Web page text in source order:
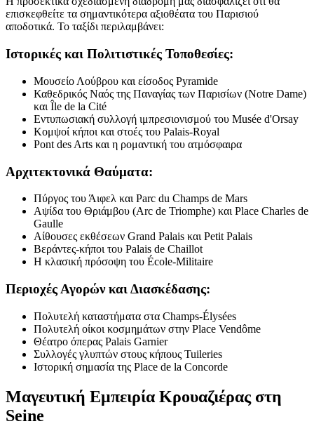
επισκεφθείτε τα σημαντικότερα αξιοθέατα του Παρισιού
αποδοτικά. Το ταξίδι περιλαμβάνει:
Ιστορικές και Πολιτιστικές Τοποθεσίες:
Μουσείο Λούβρου και είσοδος Pyramide
Καθεδρικός Ναός της Παναγίας των Παρισίων (Notre Dame)
και Île de la Cité
Εντυπωσιακή συλλογή ιμπρεσιονισμού του Musée d'Orsay
Κομψοί κήποι και στοές του Palais-Royal
Pont des Arts και η ρομαντική του ατμόσφαιρα
Αρχιτεκτονικά Θαύματα:
Πύργος του Άιφελ και Parc du Champs de Mars
Αψίδα του Θριάμβου (Arc de Triomphe) και Place Charles de
Gaulle
Αίθουσες εκθέσεων Grand Palais και Petit Palais
Βεράντες-κήποι του Palais de Chaillot
Η κλασική πρόσοψη του École-Militaire
Περιοχές Αγορών και Διασκέδασης:
Πολυτελή καταστήματα στα Champs-Élysées
Πολυτελή οίκοι κοσμημάτων στην Place Vendôme
Θέατρο όπερας Palais Garnier
Συλλογές γλυπτών στους κήπους Tuileries
Ιστορική σημασία της Place de la Concorde
Μαγευτική Εμπειρία Κρουαζιέρας στη
Seine